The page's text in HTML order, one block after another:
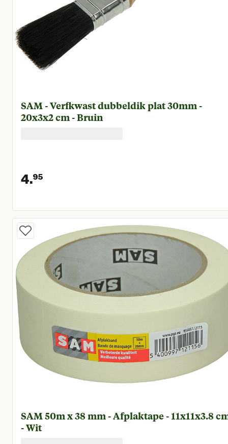
SAM - Verfkwast dubbeldik plat 30mm -
20x3x2 cm - Bruin
4.95
Huidige prijs € 4,95
SAM 50m x 38 mm - Afplaktape - 11x11x3.8
- Wit